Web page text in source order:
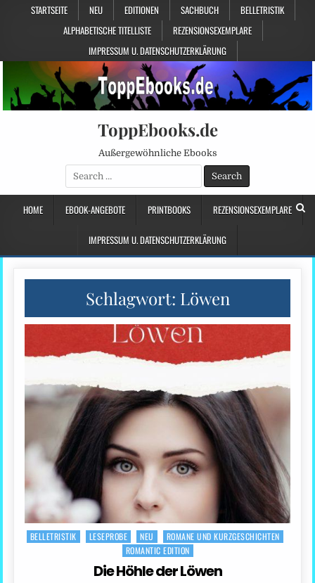
STARTSEITE NEU EDITIONEN SACHBUCH
BELLETRISTIK
ALPHABETISCHE TITELLISTE
REZENSIONSEXEMPLARE
IMPRESSUM U. DATENSCHUTZERKLÄRUNG
ToppEbooks.de
Außergewöhnliche Ebooks
Search
for:
HOME EBOOK-ANGEBOTE PRINTBOOKS REZENSIONSEXEMPLARE
IMPRESSUM U. DATENSCHUTZERKLÄRUNG
Schlagwort: Löwen
Posted
BELLETRISTIK LESEPROBE NEU
ROMANE UND KURZGESCHICHTEN
ROMANTIC EDITION
Die Höhle der Löwen